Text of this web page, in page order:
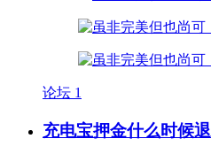
论坛 1
充电宝押金什么时候退